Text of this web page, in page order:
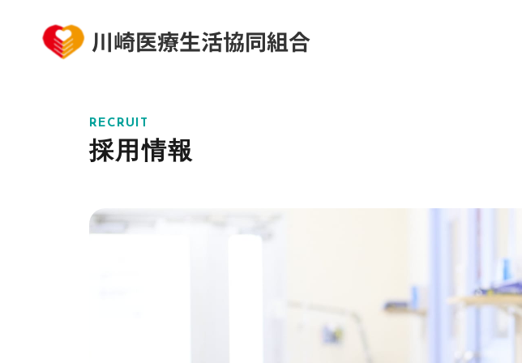
RECRUIT
採用情報